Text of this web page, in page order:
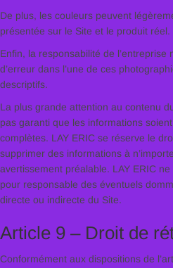
De plus, les couleurs peuvent
présentée sur le Site et le produit réel.
Enfin, la responsabilité de
d’erreur dans l’une de ces
descriptifs.
La plus grande attention au contenu
pas garanti que les informations
complètes. LAY ERIC se réserve le
supprimer des informations à
avertissement préalable. LAY ERIC
pour responsable des éventuels
directe ou indirecte du Site.
Article 9 – Droit de
Conformément aux dispositions de